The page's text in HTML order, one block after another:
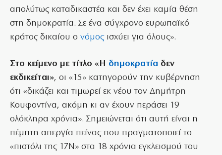
απολύτως καταδικαστέα και δεν έχει καμία θέση
στη δημοκρατία. Σε ένα σύγχρονο ευρωπαϊκό
κράτος δικαίου ο νόμοςισχύει για όλους».
Στο κείμενο με τίτλο «Η δημοκρατία δεν
εκδικείται», οι «15» κατηγορούν την κυβέρνηση
ότι «δικάζει και τιμωρεί εκ νέου τον Δημήτρη
Κουφοντίνα, ακόμη κι αν έχουν περάσει 19
ολόκληρα χρόνια». Σημειώνεται ότι αυτή είναι η
πέμπτη απεργία πείνας που πραγματοποιεί το
«πιστόλι της 17Ν» στα 18 χρόνια εγκλεισμού του